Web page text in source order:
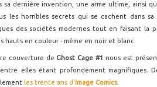
sa dernière invention, une arme ultime, ainsi
les horribles secrets qui se cachent dans
des sociétés modernes tout en faisant la
hauts en couleur - même en noir et blanc.
couverture de Ghost Cage #1nous est
elles étant profondément magnifiques.
les trente ans d' Image Comics.